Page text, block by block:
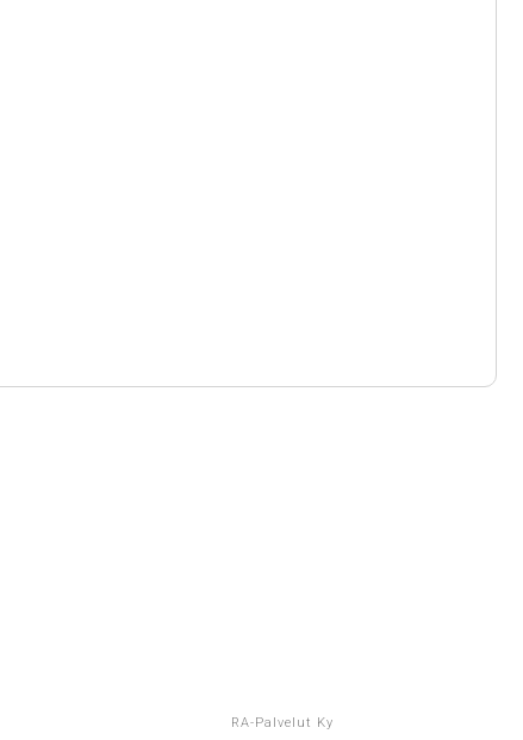
RA-Palvelut Ky